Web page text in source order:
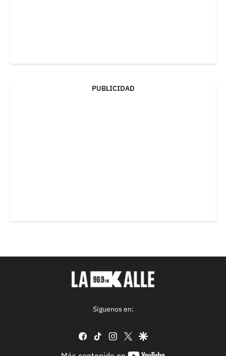
PUBLICIDAD
Síguenos en:
facebook
tiktok instagram
twittergoogle